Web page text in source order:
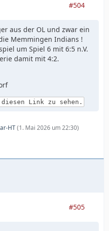
#504
aus der OL und zwar ein
Memmingen Indians !
um Spiel 6 mit 6:5 n.V.
damit mit 4:2.
Link zu sehen.
HT(1. Mai 2026 um 22:30)
#505